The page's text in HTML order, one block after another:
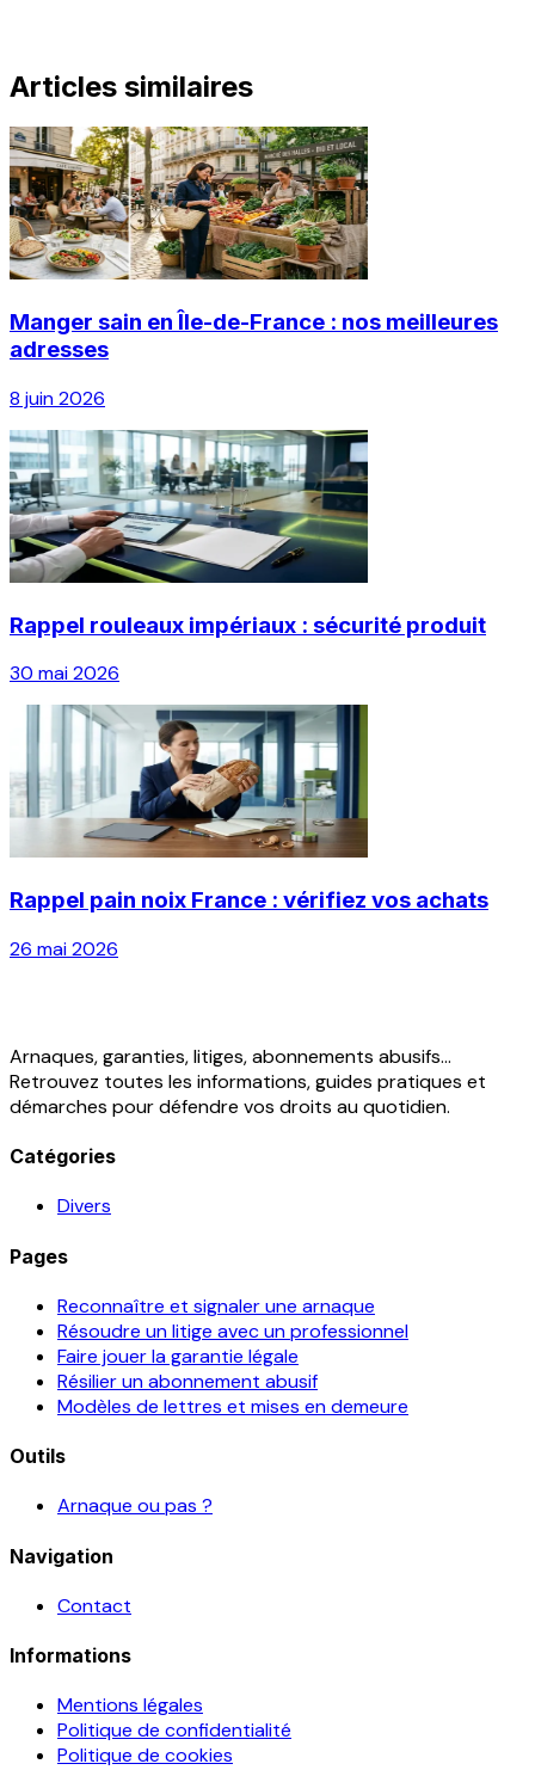
Articles similaires
Manger sain en Île-de-France : nos meilleures
adresses
8 juin 2026
Rappel rouleaux impériaux : sécurité produit
30 mai 2026
Rappel pain noix France : vérifiez vos achats
26 mai 2026
Arnaques, garanties, litiges, abonnements abusifs...
Retrouvez toutes les informations, guides pratiques et
démarches pour défendre vos droits au quotidien.
Catégories
Divers
Pages
Reconnaître et signaler une arnaque
Résoudre un litige avec un professionnel
Faire jouer la garantie légale
Résilier un abonnement abusif
Modèles de lettres et mises en demeure
Outils
Arnaque ou pas ?
Navigation
Contact
Informations
Mentions légales
Politique de confidentialité
Politique de cookies